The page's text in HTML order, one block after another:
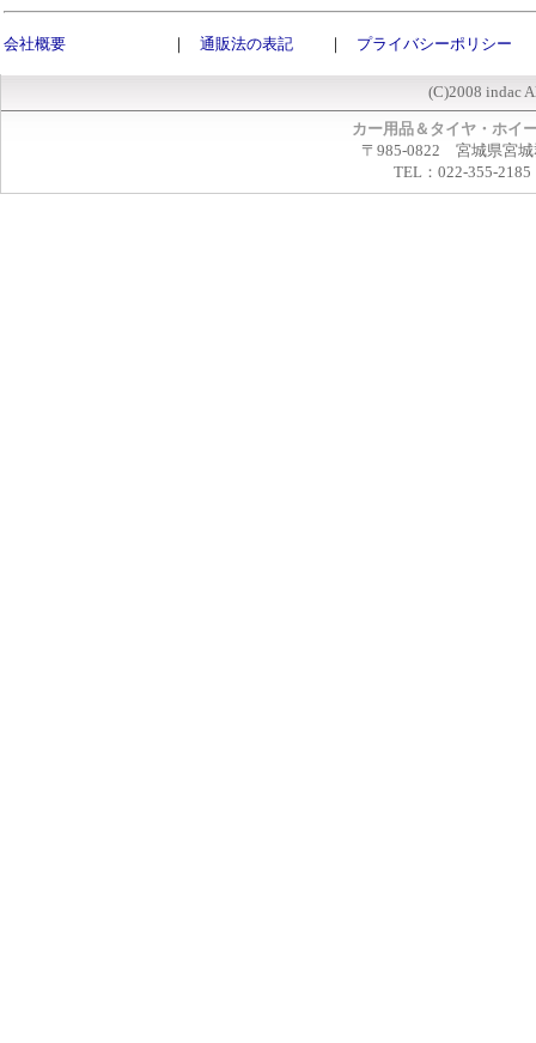
会社概要 ｜ 通販法の表記 ｜ プライバシーポリシー
(C)2008 indac
カー用品＆タイヤ・ホイ
〒985-0822 宮城県宮城
TEL：022-355-